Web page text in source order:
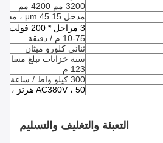
3200 مم 4200 مم
مدخل 15 45 μm ، مخرج 10 ～ 30 μm
3 مراحل * 200 فولت * 60 هرتز
10-75 م / دقيقة
ثنائي كلورو ميثان
ستة خزانات تبلغ مساحتها
123 م
300 كيلو واط / ساعة
AC380V ، 50 هرتز ، تيار ثلاثي الطور
التعبئة والتغليف والتسليم